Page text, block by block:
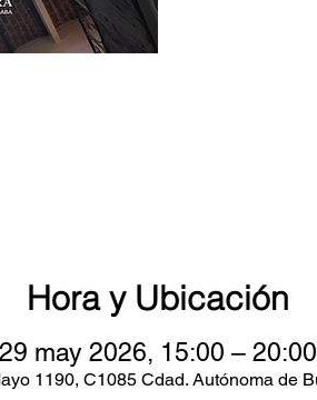
Hora y Ubicación
29 may 2026, 15:00 – 20:00
1190, C1085 Cdad. Autónoma de